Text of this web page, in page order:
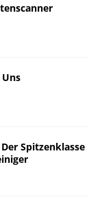
Spitzenklasse